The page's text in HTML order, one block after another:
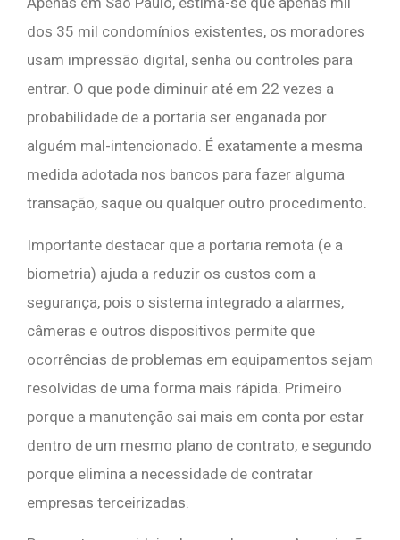
dos 35 mil condomínios existentes, os moradores
usam impressão digital, senha ou controles para
entrar. O que pode diminuir até em 22 vezes a
probabilidade de a portaria ser enganada por
alguém mal-intencionado. É exatamente a mesma
medida adotada nos bancos para fazer alguma
transação, saque ou qualquer outro procedimento.
Importante destacar que a portaria remota (e a
biometria) ajuda a reduzir os custos com a
segurança, pois o sistema integrado a alarmes,
câmeras e outros dispositivos permite que
ocorrências de problemas em equipamentos sejam
resolvidas de uma forma mais rápida. Primeiro
porque a manutenção sai mais em conta por estar
dentro de um mesmo plano de contrato, e segundo
porque elimina a necessidade de contratar
empresas terceirizadas.